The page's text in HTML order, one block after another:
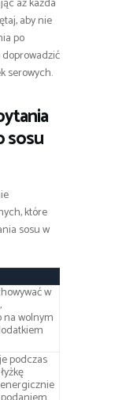
aby nie
po
serowych.
sosu
które
sosu w
w
na wolnym
podczas